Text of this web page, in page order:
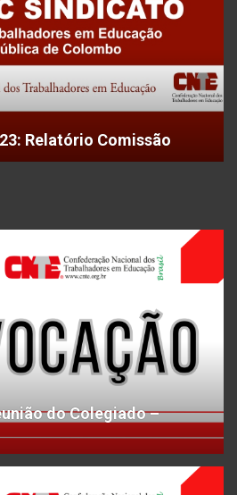
Relatório Comissão
do Colegiado –